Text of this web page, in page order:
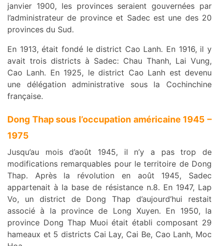
janvier 1900, les provinces seraient gouvernées par
l’administrateur de province et Sadec est une des 20
provinces du Sud.
En 1913, était fondé le district Cao Lanh. En 1916, il y
avait trois districts à Sadec: Chau Thanh, Lai Vung,
Cao Lanh. En 1925, le district Cao Lanh est devenu
une délégation administrative sous la Cochinchine
française.
Dong Thap sous l’occupation américaine 1945 –
1975
Jusqu’au mois d’août 1945, il n’y a pas trop de
modifications remarquables pour le territoire de Dong
Thap. Après la révolution en août 1945, Sadec
appartenait à la base de résistance n.8. En 1947, Lap
Vo, un district de Dong Thap d’aujourd’hui restait
associé à la province de Long Xuyen. En 1950, la
province Dong Thap Muoi était établi composant 29
hameaux et 5 districts Cai Lay, Cai Be, Cao Lanh, Moc